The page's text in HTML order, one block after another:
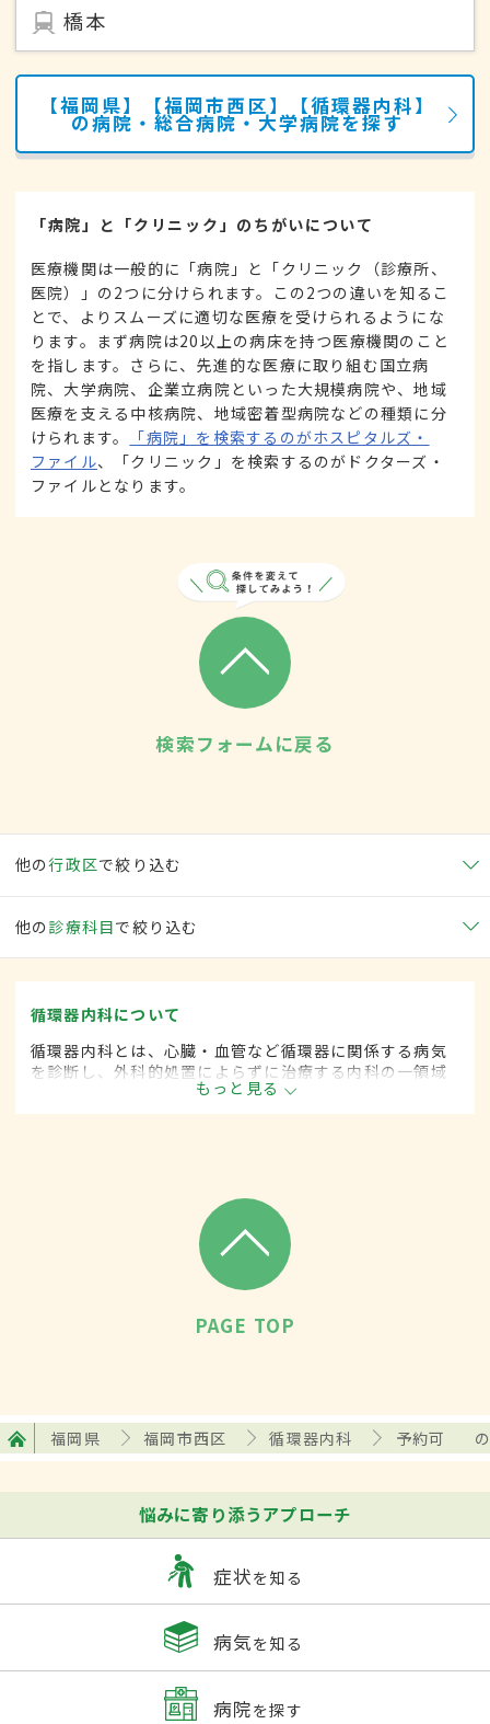
橋本
【福岡県】【福岡市西区】【循環器内科】
の病院・総合病院・大学病院を探す
「病院」と「クリニック」のちがいについて
医療機関は一般的に「病院」と「クリニック（診療所、
医院）」の2つに分けられます。この2つの違いを知るこ
とで、よりスムーズに適切な医療を受けられるようにな
ります。まず病院は20以上の病床を持つ医療機関のこと
を指します。さらに、先進的な医療に取り組む国立病
院、大学病院、企業立病院といった大規模病院や、地域
医療を支える中核病院、地域密着型病院などの種類に分
けられます。
「病院」を検索するのがホスピタルズ・
ファイル、「クリニック」を検索するのがドクターズ・
ファイルとなります。
検索フォームに戻る
他の行政区で絞り込む
他の 診療科目で絞り込む
循環器内科について
循環器内科とは、心臓・血管など循環器に関係する病気
を診断し、外科的処置によらずに治療する内科の一領域
です。平成20年4月の制度改正前は、循環器科と呼ばれ
ていました。
もっと見る
PAGE TOP
福岡県 福岡市西区 循環器内科 予約可
悩みに寄り添うアプローチ
症状を知る
病気を知る
病院を探す